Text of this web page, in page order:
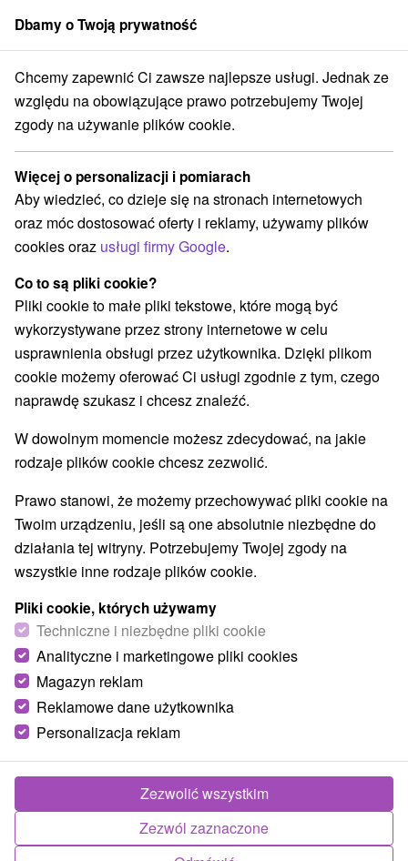
członek grupySorger
Košický kraj Košice Hotel Bankov **** Košice Bankovské zážitky
Bankovské zážitky
Hotel Bankov★★★★Košice Košice
Przejdź do lokalizacji
Urządzenie jest obecnie zamknięty z naszą ofertą!
8,5 doskonały·8 recenzji
Długość pobytuod 127 noce
Dbamy o Twoją prywatność
Chcemy zapewnić Ci zawsze najlepsze usługi. Jednak ze
względu na obowiązujące prawo potrzebujemy Twojej
zgody na używanie plików cookie.
Więcej o personalizacji i pomiarach
Aby wiedzieć, co dzieje się na stronach internetowych
oraz móc dostosować oferty i reklamy, używamy plików
cookies oraz usługi firmy Google.
Co to są pliki cookie?
Pliki cookie to małe pliki tekstowe, które mogą być
wykorzystywane przez strony internetowe w celu
usprawnienia obsługi przez użytkownika. Dzięki plikom
cookie możemy oferować Ci usługi zgodnie z tym, czego
naprawdę szukasz i chcesz znaleźć.
W dowolnym momencie możesz zdecydować, na jakie
rodzaje plików cookie chcesz zezwolić.
Prawo stanowi, że możemy przechowywać pliki cookie na
Twoim urządzeniu, jeśli są one absolutnie niezbędne do
działania tej witryny. Potrzebujemy Twojej zgody na
wszystkie inne rodzaje plików cookie.
Pliki cookie, których używamy
Techniczne i niezbędne pliki cookie
Analityczne i marketingowe pliki cookies
Magazyn reklam
Reklamowe dane użytkownika
Personalizacja reklam
Zezwól zaznaczone
Zezwolić wszystkim